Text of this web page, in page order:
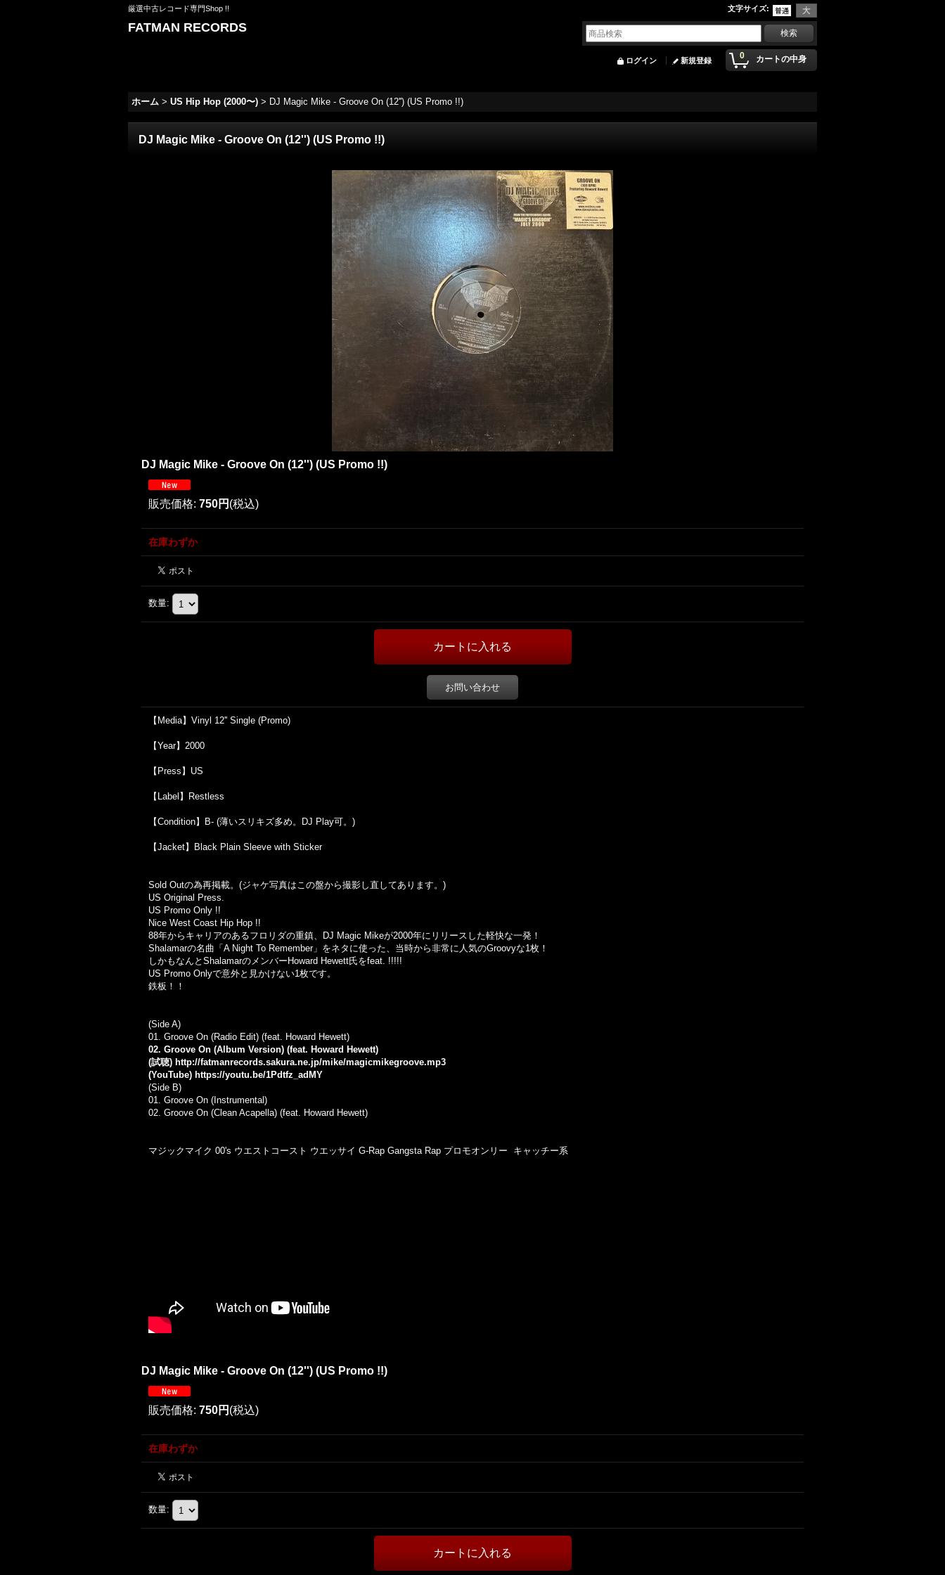
厳選中古レコード専門Shop !! 文字サイズ:
FATMAN RECORDS
0 カートの中身
ログイン 新規登録
ホーム > US Hip Hop (2000〜) > DJ Magic Mike - Groove On (12'') (US Promo !!)
DJ Magic Mike - Groove On (12'') (US Promo !!)
DJ Magic Mike - Groove On (12'') (US Promo !!)
販売価格: 750円 (税込)
在庫わずか
数量:
お問い合わせ
【Media】Vinyl 12'' Single (Promo)
【Year】2000
【Press】US
【Label】Restless
【Condition】B- (薄いスリキズ多め。DJ Play可。)
【Jacket】Black Plain Sleeve with Sticker
Sold Outの為再掲載。(ジャケ写真はこの盤から撮影し直してあります。)
US Original Press.
US Promo Only !!
Nice West Coast Hip Hop !!
88年からキャリアのあるフロリダの重鎮、DJ Magic Mikeが2000年にリリースした軽快な一発！
Shalamarの名曲「A Night To Remember」をネタに使った、当時から非常に人気のGroovyな1枚！
しかもなんとShalamarのメンバーHoward Hewett氏をfeat. !!!!!
US Promo Onlyで意外と見かけない1枚です。
鉄板！！
(Side A)
01. Groove On (Radio Edit) (feat. Howard Hewett)
02. Groove On (Album Version) (feat. Howard Hewett)
(試聴) http://fatmanrecords.sakura.ne.jp/mike/magicmikegroove.mp3
(YouTube) https://youtu.be/1Pdtfz_adMY
(Side B)
01. Groove On (Instrumental)
02. Groove On (Clean Acapella) (feat. Howard Hewett)
マジックマイク 00's ウエストコースト ウエッサイ G-Rap Gangsta Rap プロモオンリー キャッチー系
DJ Magic Mike - Groove On (12'') (US Promo !!)
販売価格: 750円 (税込)
在庫わずか
数量: